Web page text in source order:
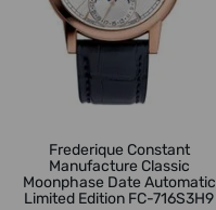
Frederique Constant
Manufacture Classic
Moonphase Date Automatic
Limited Edition FC-716S3H9